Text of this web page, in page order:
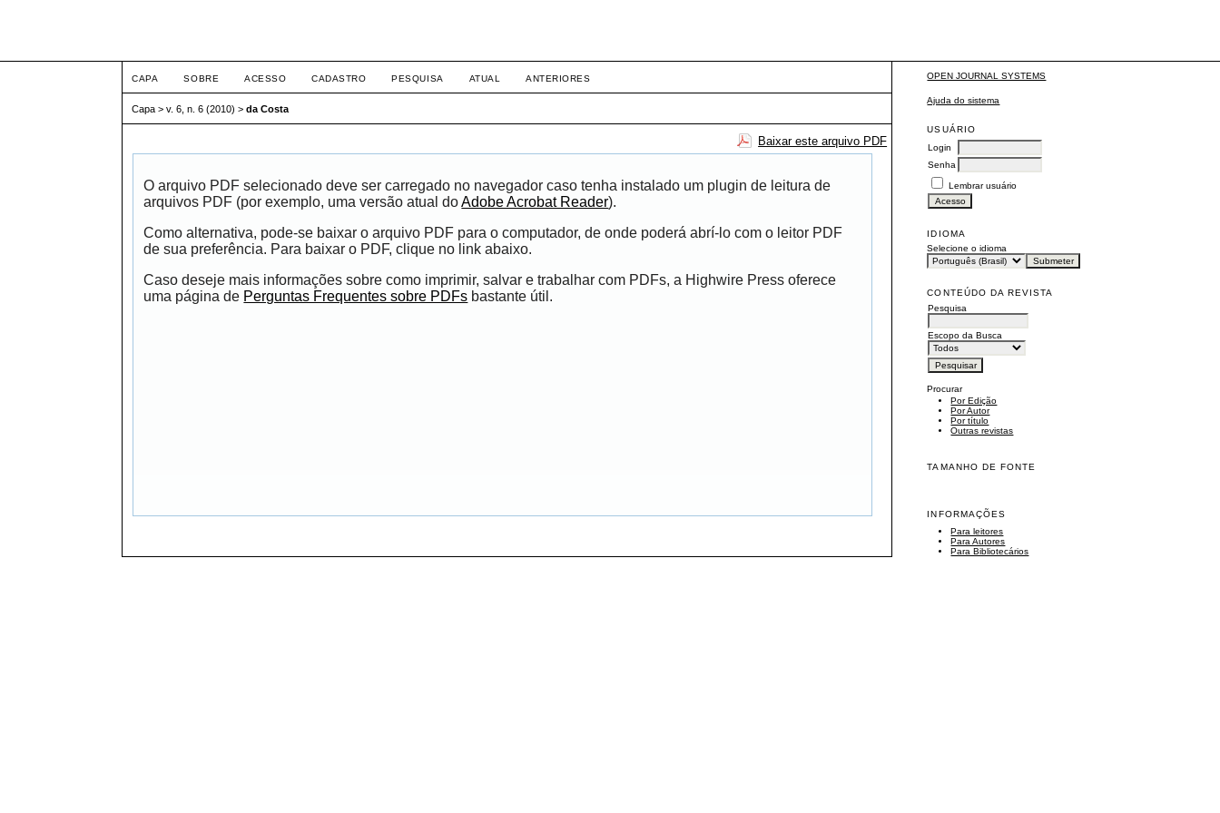
OPEN JOURNAL SYSTEMS
Ajuda do sistema
USUÁRIO
Login
Senha
Lembrar usuário
IDIOMA
Selecione o idioma
CONTEÚDO DA REVISTA
Pesquisa
Escopo da Busca
Procurar
Por Edição
Por Autor
Por título
Outras revistas
TAMANHO DE FONTE
INFORMAÇÕES
Para leitores
Para Autores
Para Bibliotecários
CAPA SOBRE ACESSO CADASTRO PESQUISA ATUAL ANTERIORES
Capa >v. 6, n. 6 (2010) >da Costa
Baixar este arquivo PDF
O arquivo PDF selecionado deve ser carregado no navegador caso tenha instalado um plugin de leitura de
arquivos PDF (por exemplo, uma versão atual doAdobe Acrobat Reader).
Como alternativa, pode-se baixar o arquivo PDF para o computador, de onde poderá abrí-lo com o leitor PDF
de sua preferência. Para baixar o PDF, clique no link abaixo.
Caso deseje mais informações sobre como imprimir, salvar e trabalhar com PDFs, a Highwire Press oferece
uma página de Perguntas Frequentes sobre PDFs bastante útil.